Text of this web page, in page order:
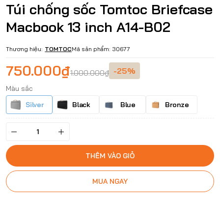
Túi chống sốc Tomtoc Briefcase
Macbook 13 inch A14-B02
Thương hiệu: TOMTOCMã sản phẩm: 30677
750.000₫1.000.000₫ -25%
Màu sắc
Silver
Black Blue Bronze
THÊM VÀO GIỎ
MUA NGAY